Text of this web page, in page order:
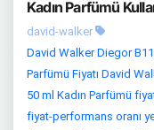
Kadın Parfümü
david-walker
David Walker Diegor
Parfümü Fiyatı David
50 ml Kadın Parfümü
fiyat-performans oranı